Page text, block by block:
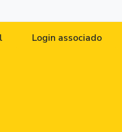
Login associado